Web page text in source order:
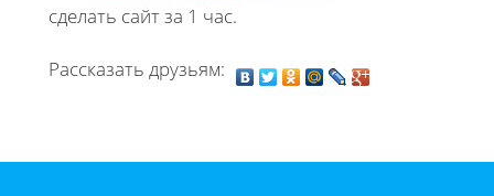
сделать сайт за 1 час.
Рассказать друзьям: